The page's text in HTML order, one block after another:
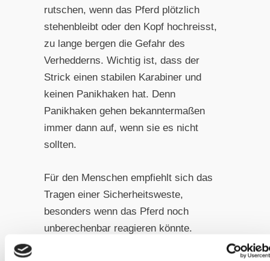
rutschen, wenn das Pferd plötzlich
stehenbleibt oder den Kopf hochreisst,
zu lange bergen die Gefahr des
Verhedderns. Wichtig ist, dass der
Strick einen stabilen Karabiner und
keinen Panikhaken hat. Denn
Panikhaken gehen bekanntermaßen
immer dann auf, wenn sie es nicht
sollten.
Für den Menschen empfiehlt sich das
Tragen einer Sicherheitsweste,
besonders wenn das Pferd noch
unberechenbar reagieren könnte.